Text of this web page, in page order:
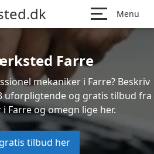
Menu
Farre
mekaniker i Farre? Beskriv
uforpligtende og gratis tilbud fra
Farre og omegn lige her.
tilbud her